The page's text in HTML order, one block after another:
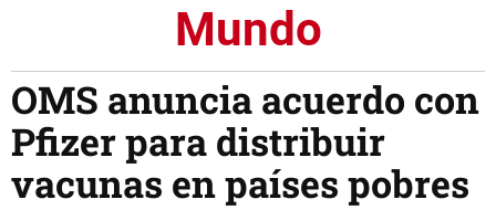
Mundo
OMS anuncia acuerdo con
Pfizer para distribuir
vacunas en países pobres